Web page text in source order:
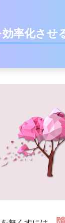
効率化させ